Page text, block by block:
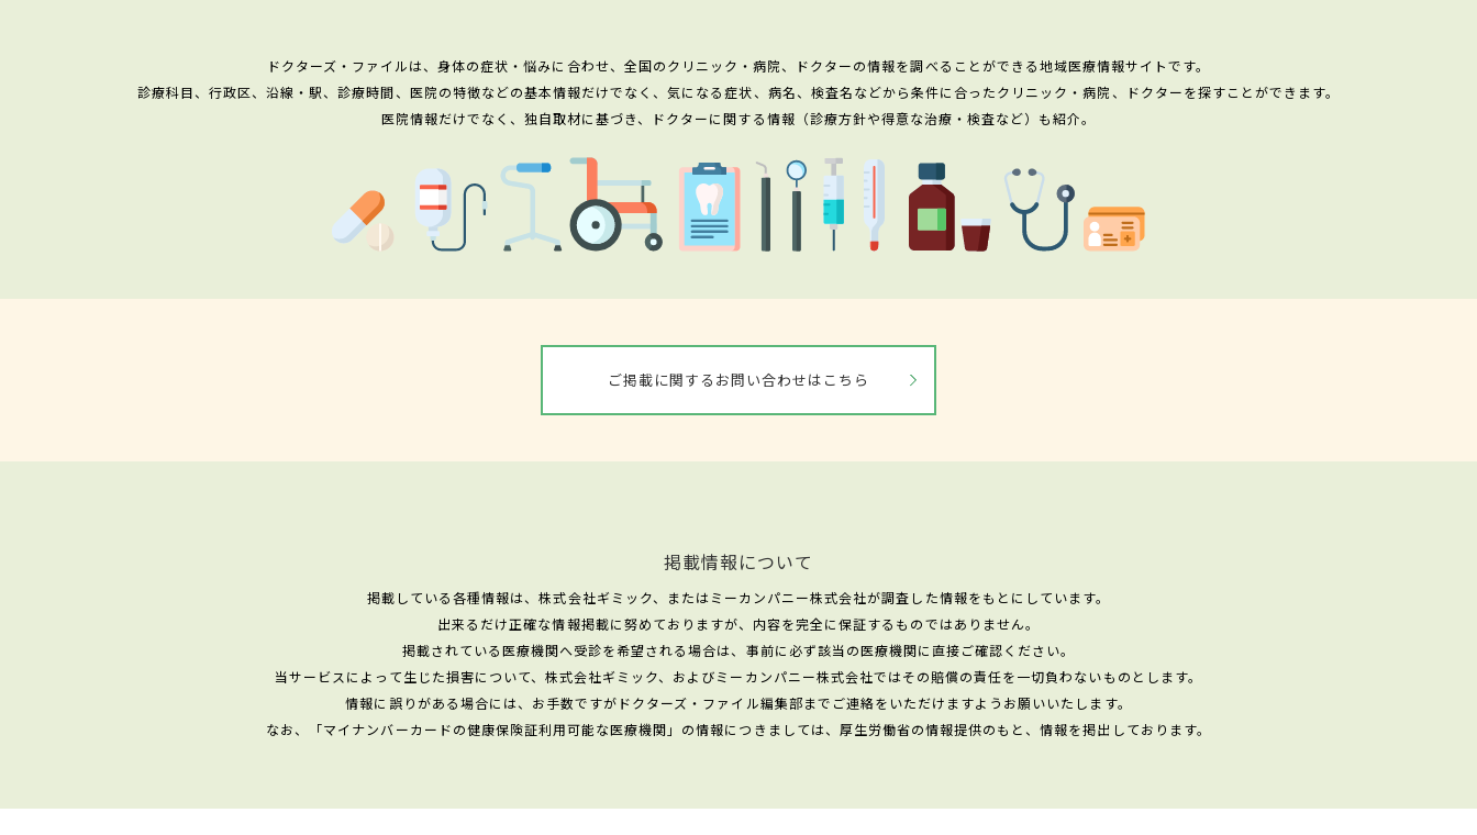
ドクターズ・ファイルは、身体の症状・悩みに合わせ、全国のクリニック・病院、ドクターの情報を調べることができる地域医療情報サイトです。
診療科目、行政区、沿線・駅、診療時間、医院の特徴などの基本情報だけでなく、気になる症状、病名、検査名などから条件に合ったクリニック・病院、ドクターを探すことができます。
医院情報だけでなく、独自取材に基づき、ドクターに関する情報（診療方針や得意な治療・検査など）も紹介。
ご掲載に関するお問い合わせはこちら
掲載情報について
掲載している各種情報は、株式会社ギミック、またはミーカンパニー株式会社が調査した情報をもとにしています。
出来るだけ正確な情報掲載に努めておりますが、内容を完全に保証するものではありません。
掲載されている医療機関へ受診を希望される場合は、事前に必ず該当の医療機関に直接ご確認ください。
当サービスによって生じた損害について、株式会社ギミック、およびミーカンパニー株式会社ではその賠償の責任を一切負わないものとします。
情報に誤りがある場合には、お手数ですがドクターズ・ファイル編集部までご連絡をいただけますようお願いいたします。
なお、「マイナンバーカードの健康保険証利用可能な医療機関」の情報につきましては、厚生労働省の情報提供のもと、情報を掲出しております。